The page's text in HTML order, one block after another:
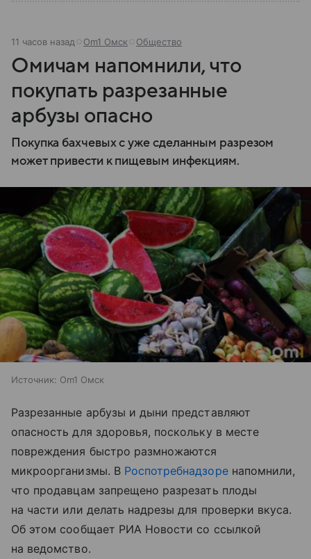
11 часов назад Om1 Омск Общество
Омичам напомнили, что
покупать разрезанные
арбузы опасно
Покупка бахчевых с уже сделанным разрезом
может привести к пищевым инфекциям.
Источник: Om1 Омск
Разрезанные арбузы и дыни представляют
опасность для здоровья, поскольку в месте
повреждения быстро размножаются
микроорганизмы. В Роспотребнадзоренапомнили,
что продавцам запрещено разрезать плоды
на части или делать надрезы для проверки вкуса.
Об этом сообщает РИА Новости со ссылкой
на ведомство.